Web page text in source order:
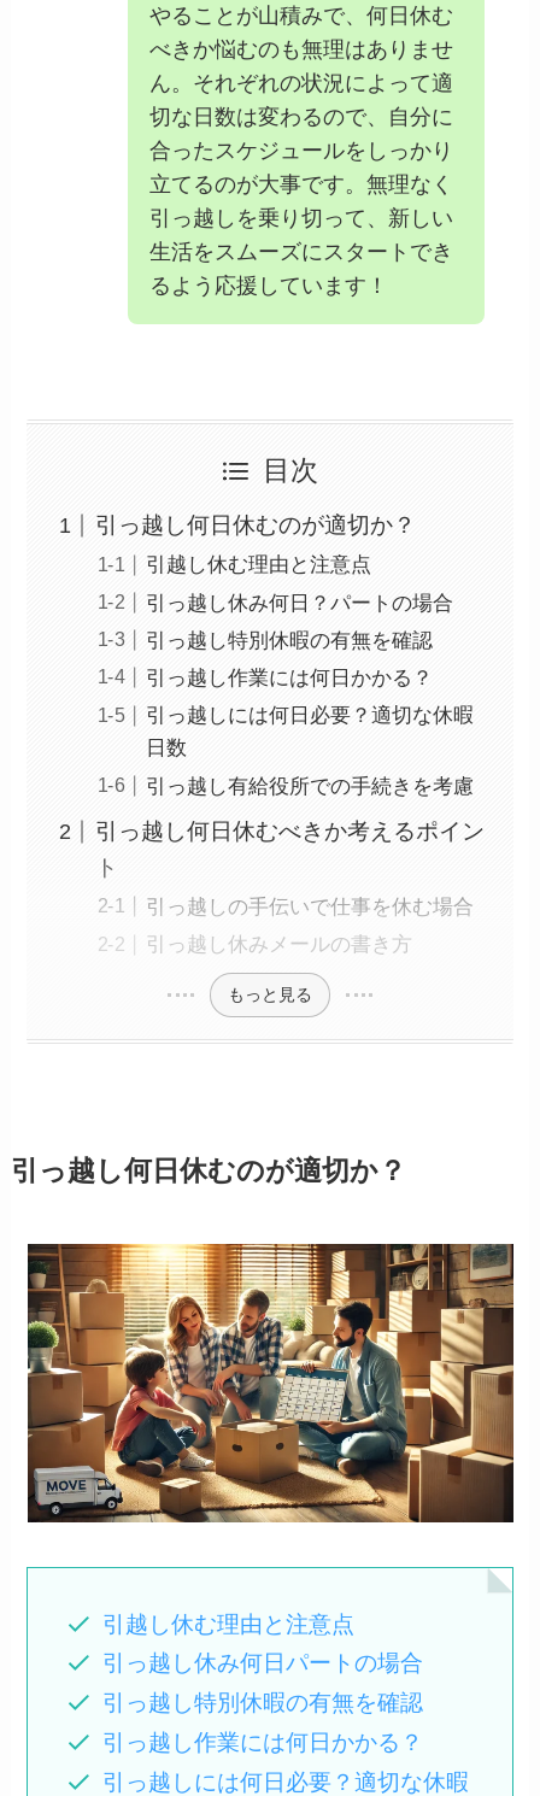
やることが山積みで、何日休む
べきか悩むのも無理はありませ
ん。それぞれの状況によって適
切な日数は変わるので、自分に
合ったスケジュールをしっかり
立てるのが大事です。無理なく
引っ越しを乗り切って、新しい
生活をスムーズにスタートでき
るよう応援しています！
目次
引っ越し何日休むのが適切か？
引越し休む理由と注意点
引っ越し休み何日？パートの場合
引っ越し特別休暇の有無を確認
引っ越し作業には何日かかる？
引っ越しには何日必要？適切な休暇
日数
引っ越し有給役所での手続きを考慮
引っ越し何日休むべきか考えるポイン
ト
引っ越しの手伝いで仕事を休む場合
引っ越し休みメールの書き方
もっと見る
引っ越し何日休むのが適切か？
引越し休む理由と注意点
引っ越し休み何日パートの場合
引っ越し特別休暇の有無を確認
引っ越し作業には何日かかる？
引っ越しには何日必要？適切な休暇